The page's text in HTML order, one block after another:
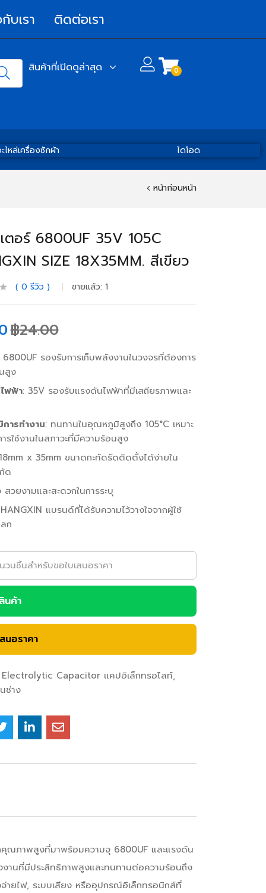
บเรา ติดต่อเรา
สินค้าที่เปิดดูล่าสุด 0
ไหล่เครื่องซักผ้า ไดโอด
หน้าก่อนหน้า
ตอร์ 6800UF 35V 105C
SIZE 18X35MM. สีเขียว
0 รีวิว ขายแล้ว: 1
฿24.00
6800UF รองรับการเก็บพลังงานในวงจรที่ต้องการ
สูง
ฟฟ้า: 35V รองรับแรงดันไฟฟ้าที่มีเสถียรภาพและ
ารทำงาน: ทนทานในอุณหภูมิสูงถึง 105°C เหมาะ
รใช้งานในสภาวะที่มีความร้อนสูง
x 35mm ขนาดกะทัดรัดติดตั้งได้ง่ายใน
ด
สวยงามและสะดวกในการระบุ
แบรนด์ที่ได้รับความไว้วางใจจากผู้ใช้
ก
นค้า
นอราคา
Electrolytic Capacitor แคปอิเล็กทรอไลท์
ช่าง
คุณภาพสูงที่มาพร้อมความจุ 6800UF และแรงดัน
งานที่มีประสิทธิภาพสูงและทนทานต่อความร้อนถึง
ายไฟ, ระบบเสียง หรืออุปกรณ์อิเล็กทรอนิกส์ที่